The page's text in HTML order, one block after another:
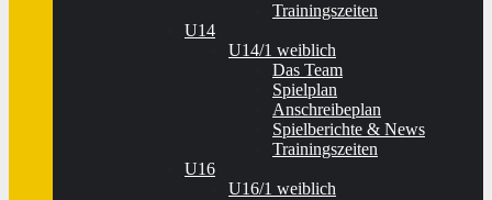
Trainingszeiten
U14
U14/1 weiblich
Das Team
Spielplan
Anschreibeplan
Spielberichte & News
Trainingszeiten
U16
U16/1 weiblich